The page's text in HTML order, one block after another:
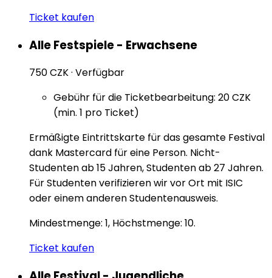
Ticket kaufen
Alle Festspiele - Erwachsene
750 CZK· Verfügbar
Gebühr für die Ticketbearbeitung: 20 CZK
(min. 1 pro Ticket)
Ermäßigte Eintrittskarte für das gesamte Festival
dank Mastercard für eine Person. Nicht-
Studenten ab 15 Jahren, Studenten ab 27 Jahren.
Für Studenten verifizieren wir vor Ort mit ISIC
oder einem anderen Studentenausweis.
Mindestmenge: 1, Höchstmenge: 10.
Ticket kaufen